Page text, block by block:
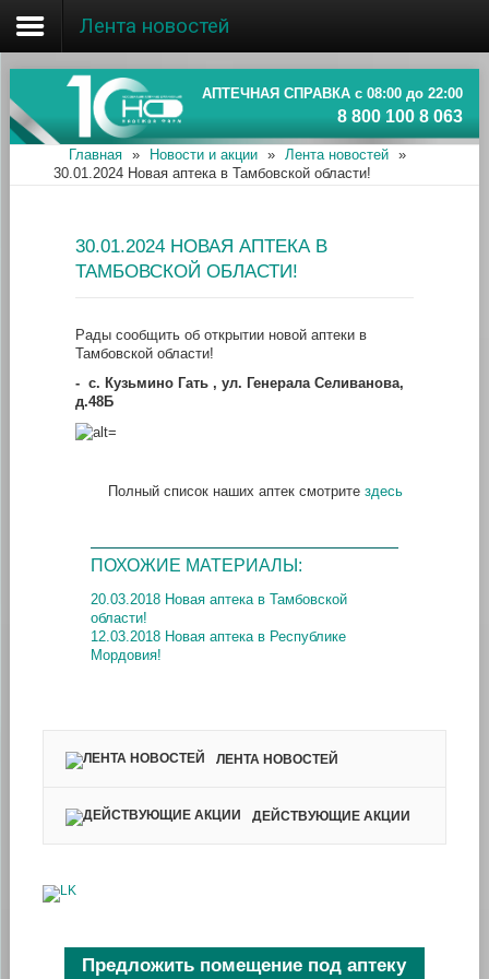
Главная
Об ассоциации
Наши аптеки
Информация
Лента новостей
АПТЕЧНАЯ СПРАВКА с 08:00 до 22:00
8 800 100 8 063
Главная » Новости и акции » Лента новостей
»
30.01.2024 Новая аптека в Тамбовской области!
30.01.2024 НОВАЯ АПТЕКА В
ТАМБОВСКОЙ ОБЛАСТИ!
Рады сообщить об открытии новой аптеки в
Тамбовской области!
- с. Кузьмино Гать , ул. Генерала Селиванова,
д.48Б
Полный список наших аптек смотрите здесь
ПОХОЖИЕ МАТЕРИАЛЫ:
20.03.2018 Новая аптека в Тамбовской
области!
12.03.2018 Новая аптека в Республике
Мордовия!
ЛЕНТА НОВОСТЕЙ
ДЕЙСТВУЮЩИЕ АКЦИИ
Предложить помещение под аптеку